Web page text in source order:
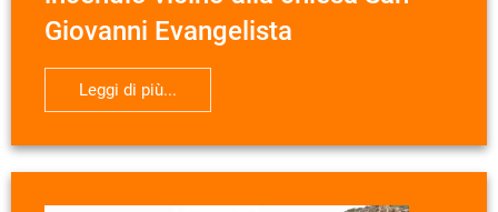
Giovanni Evangelista
Leggi di più...